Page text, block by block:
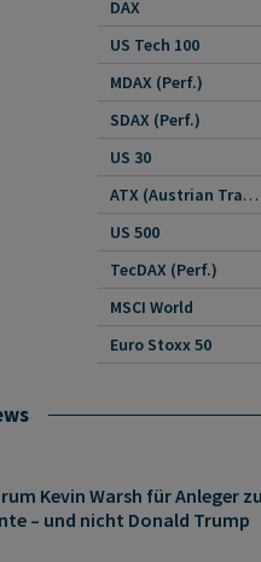
DAX
US Tech 100
MDAX (Perf.)
SDAX (Perf.)
US 30
ATX (Austrian Traded.
US 500
TecDAX (Perf.)
MSCI World
Euro Stoxx 50
Kevin Warsh für Anleger
– und nicht Donald Trump